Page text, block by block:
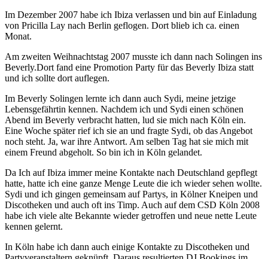
Im Dezember 2007 habe ich Ibiza verlassen und bin auf Einladung
von Pricilla Lay nach Berlin geflogen. Dort blieb ich ca. einen
Monat.
Am zweiten Weihnachtstag 2007 musste ich dann nach Solingen ins
Beverly.Dort fand eine Promotion Party für das Beverly Ibiza statt
und ich sollte dort auflegen.
Im Beverly Solingen lernte ich dann auch Sydi, meine jetzige
Lebensgefährtin kennen. Nachdem ich und Sydi einen schönen
Abend im Beverly verbracht hatten, lud sie mich nach Köln ein.
Eine Woche später rief ich sie an und fragte Sydi, ob das Angebot
noch steht. Ja, war ihre Antwort. Am selben Tag hat sie mich mit
einem Freund abgeholt. So bin ich in Köln gelandet.
Da Ich auf Ibiza immer meine Kontakte nach Deutschland gepflegt
hatte, hatte ich eine ganze Menge Leute die ich wieder sehen wollte.
Sydi und ich gingen gemeinsam auf Partys, in Kölner Kneipen und
Discotheken und auch oft ins Timp. Auch auf dem CSD Köln 2008
habe ich viele alte Bekannte wieder getroffen und neue nette Leute
kennen gelernt.
In Köln habe ich dann auch einige Kontakte zu Discotheken und